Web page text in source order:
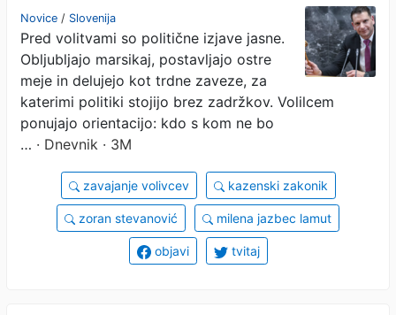
Novice / Slovenija
Pred volitvami so politične izjave jasne.
Obljubljajo marsikaj, postavljajo ostre
meje in delujejo kot trdne zaveze, za
katerimi politiki stojijo brez zadržkov. Volilcem
ponujajo orientacijo: kdo s kom ne bo
… · Dnevnik · 3M
zavajanje volivcev kazenski zakonik
zoran stevanović milena jazbec lamut
objavi tvitaj